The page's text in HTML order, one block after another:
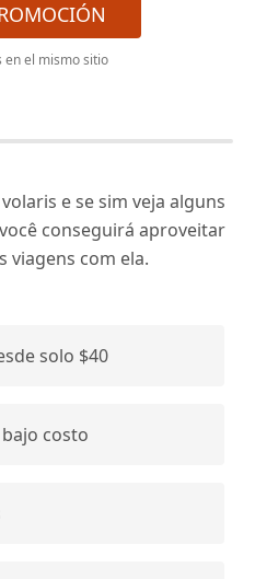
en el mismo sitio
e se sim veja alguns
conseguirá aproveitar
viagens com ela.
solo $40
costo